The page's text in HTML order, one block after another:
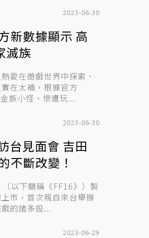
2023-06-30
新數據顯示 高
滅族
愛在遊戲世界中探索、
在太補，根據官方
族小怪，慘遭玩...
2023-06-30
台見面會 吉田
不斷改變！
以下簡稱《FF16》）製
市，首次親自來台舉辦
的諸多設...
2023-06-29